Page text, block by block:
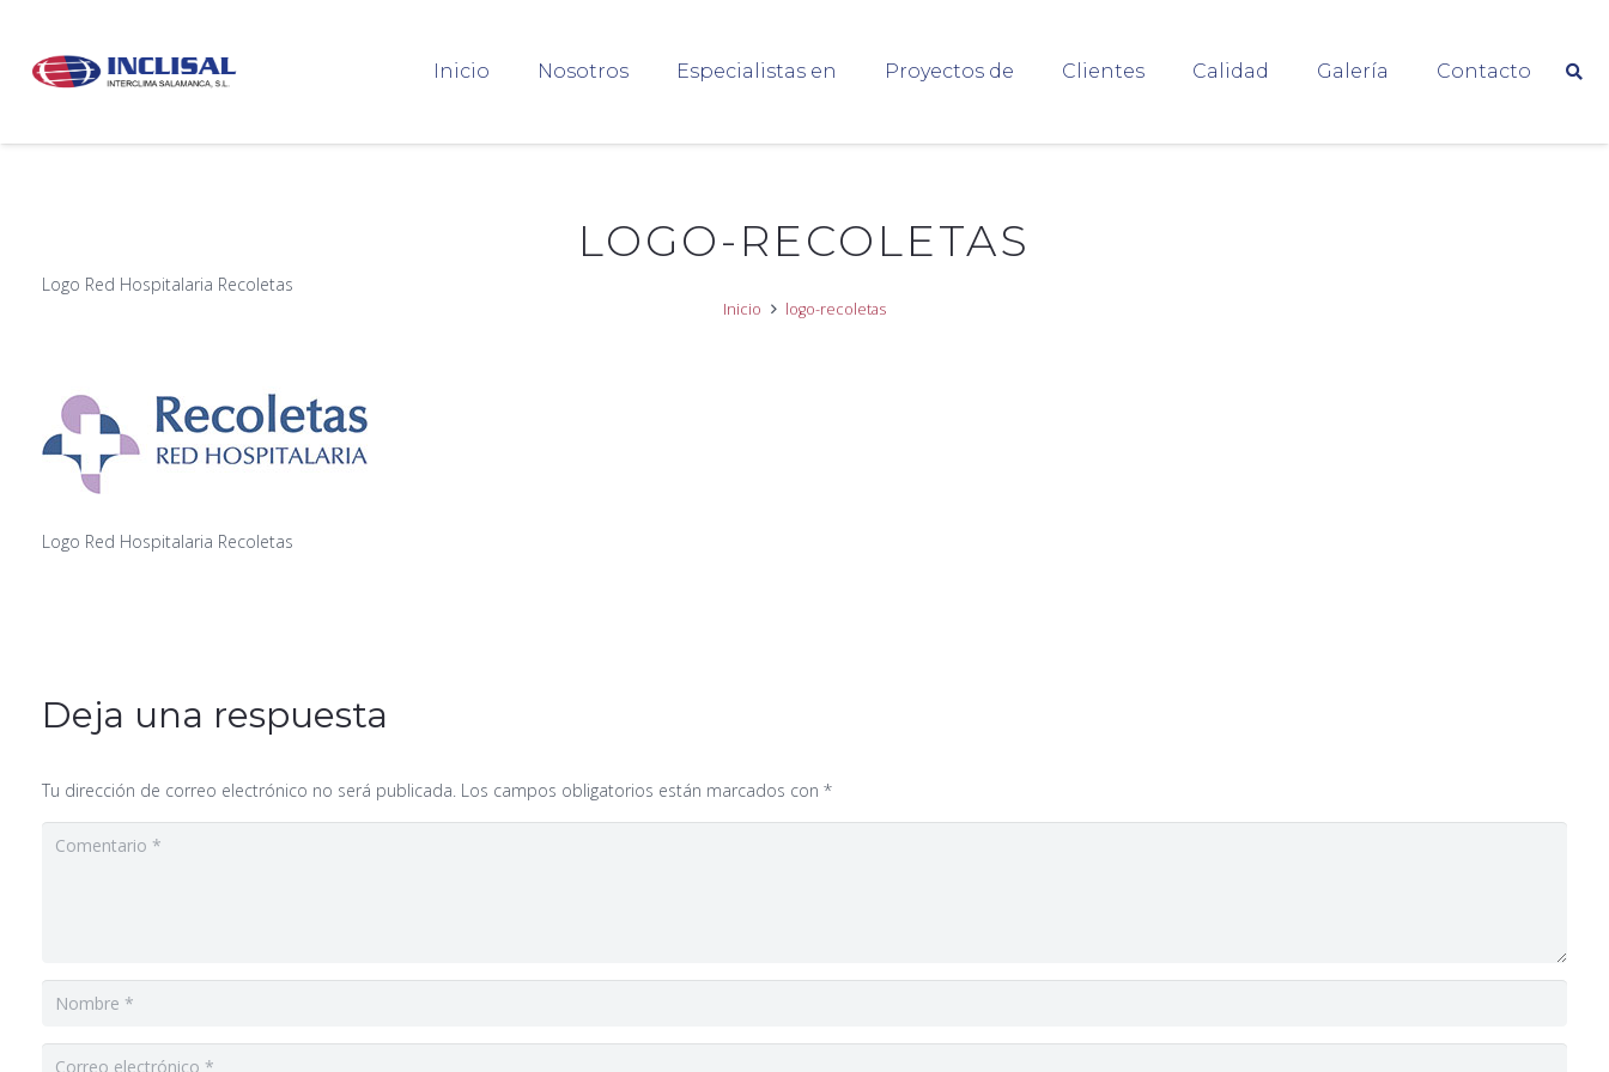
Inicio Nosotros Especialistas en Proyectos de Clientes Calidad Galería Contacto
LOGO-RECOLETAS
Logo Red Hospitalaria Recoletas
Inicio logo-recoletas
Logo Red Hospitalaria Recoletas
Deja una respuesta
Tu dirección de correo electrónico no será publicada. Los campos obligatorios están marcados con *